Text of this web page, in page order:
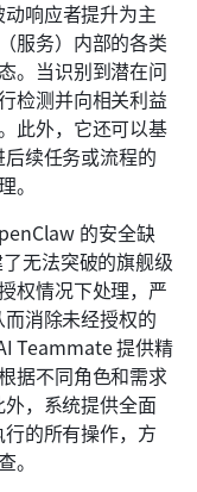
响应者提升为主
服务）内部的各类
。当识别到潜在问
检测并向相关利益
此外，它还可以基
续任务或流程的
。
的安全缺
无法突破的旗舰级
权情况下处理，严
消除未经授权的
Teammate 提供精
据不同角色和需求
，系统提供全面
的所有操作，方
。